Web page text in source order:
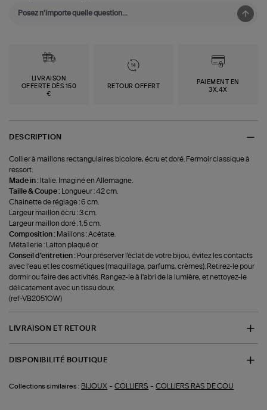
LIVRAISON
OFFERTE DÈS 150
€
RETOUR OFFERT
PAIEMENT EN
3X,4X
DESCRIPTION
Collier à maillons rectangulaires bicolore, écru et doré. Fermoir classique à
ressort.
Made in : Italie. Imaginé en Allemagne.
Taille & Coupe :
Longueur : 42 cm.
Chainette de réglage : 6 cm.
Largeur maillon écru : 3 cm.
Largeur maillon doré : 1,5 cm.
Composition : Maillons : Acétate.
Métallerie : Laiton plaqué or.
Conseil d'entretien : Pour préserver l'éclat de votre bijou, évitez les contacts
avec l’eau et les cosmétiques (maquillage, parfums, crèmes). Retirez-le pour
dormir ou faire des activités. Rangez-le à l'abri de la lumière, et nettoyez-le
délicatement avec un tissu doux.
(ref-VB2051OW)
LIVRAISON ET RETOUR
DISPONIBILITÉ BOUTIQUE
Collections similaires : BIJOUX -COLLIERS -COLLIERS RAS DE COU